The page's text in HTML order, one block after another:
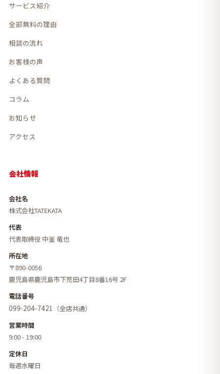
サービス紹介
全部無料の理由
相談の流れ
お客様の声
よくある質問
コラム
お知らせ
アクセス
会社情報
会社名
株式会社TATEKATA
代表
代表取締役 中釜 竜也
所在地
〒890-0056
鹿児島県鹿児島市下荒田4丁目8番16号 2F
電話番号
099-204-7421 （全店共通）
営業時間
9:00 - 19:00
定休日
毎週水曜日